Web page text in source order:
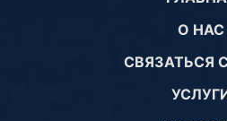
О НАС
СВЯЗАТЬСЯ